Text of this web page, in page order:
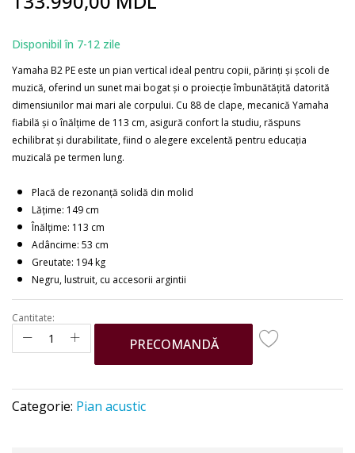
beginning
of
the
images
gallery
Disponibil în 7-12 zile
Yamaha B2 PE este un pian vertical ideal pentru copii, părinți și școli de
muzică, oferind un sunet mai bogat și o proiecție îmbunătățită datorită
dimensiunilor mai mari ale corpului. Cu 88 de clape, mecanică Yamaha
fiabilă și o înălțime de 113 cm, asigură confort la studiu, răspuns
echilibrat și durabilitate, fiind o alegere excelentă pentru educația
muzicală pe termen lung.
Placă de rezonanță solidă din molid
Lățime: 149 cm
Înălțime: 113 cm
Adâncime: 53 cm
Greutate: 194 kg
Negru, lustruit, cu accesorii argintii
Cantitate:
PRECOMANDĂ
Categorie: Pian acustic